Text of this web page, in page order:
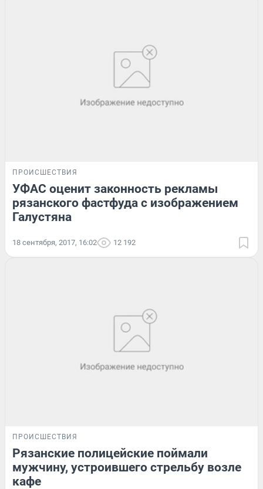
ПРОИСШЕСТВИЯ
УФАС оценит законность рекламы
рязанского фастфуда с изображением
Галустяна
18 сентября, 2017, 16:02 12 192
ПРОИСШЕСТВИЯ
Рязанские полицейские поймали
мужчину, устроившего стрельбу возле
кафе